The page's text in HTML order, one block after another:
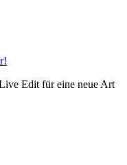
Edit für eine neue Art